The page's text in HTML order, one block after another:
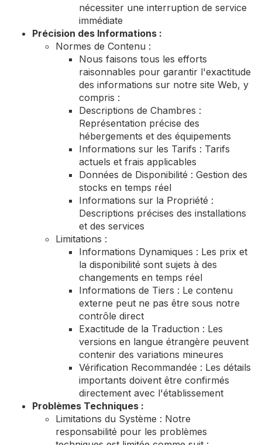
nécessiter une interruption de service
immédiate
Précision des Informations :
Normes de Contenu :
Nous faisons tous les efforts
raisonnables pour garantir l'exactitude
des informations sur notre site Web, y
compris :
Descriptions de Chambres :
Représentation précise des
hébergements et des équipements
Informations sur les Tarifs : Tarifs
actuels et frais applicables
Données de Disponibilité : Gestion des
stocks en temps réel
Informations sur la Propriété :
Descriptions précises des installations
et des services
Limitations :
Informations Dynamiques : Les prix et
la disponibilité sont sujets à des
changements en temps réel
Informations de Tiers : Le contenu
externe peut ne pas être sous notre
contrôle direct
Exactitude de la Traduction : Les
versions en langue étrangère peuvent
contenir des variations mineures
Vérification Recommandée : Les détails
importants doivent être confirmés
directement avec l'établissement
Problèmes Techniques :
Limitations du Système : Notre
responsabilité pour les problèmes